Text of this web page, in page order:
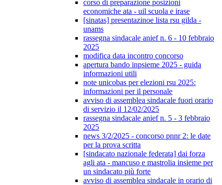
corso di preparazione posizioni
economiche ata - uil scuola e irase
[sinatas] presentazinoe lista rsu gilda -
unams
rassegna sindacale anief n. 6 - 10 febbraio
2025
modifica data incontro concorso
apertura bando inpsieme 2025 - guida
informazioni utili
note unicobas per elezioni rsu 2025:
informazioni per il personale
avviso di assemblea sindacale fuori orario
di servizio il 12/02/2025
rassegna sindacale anief n. 5 - 3 febbraio
2025
news 3/2/2025 - concorso pnnr 2: le date
per la prova scritta
[sindacato nazionale federata] dai forza
agli ata - mancuso e mastrolia insieme per
un sindacato più forte
avviso di assemblea sindacale in orario di